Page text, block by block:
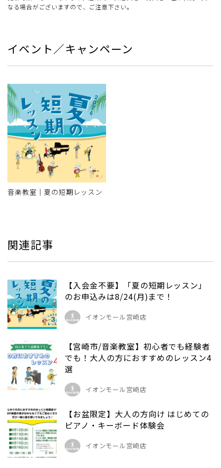
なる場合がございますので、ご注意下さい。
イベント／キャンペーン
音楽教室｜夏の短期レッスン
関連記事
【入会金不要】「夏の短期レッスン」
のお申込みは8/24(月)まで！
イオンモール宮崎店
【宮崎市/音楽教室】初心者でも経験者
でも！大人の方におすすめのレッスン4
選
イオンモール宮崎店
【お盆限定】大人の方向け はじめての
ピアノ・キーボード体験会
イオンモール宮崎店